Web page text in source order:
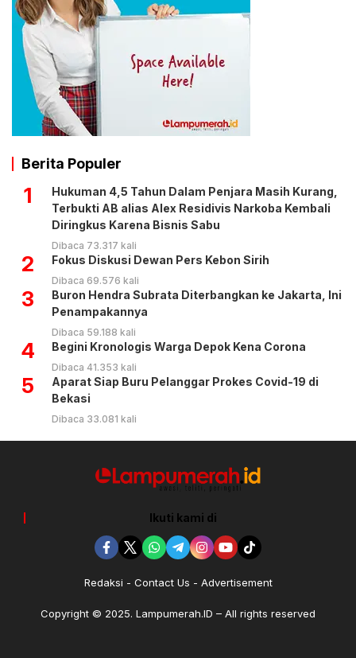
Berita Populer
1
Hukuman 4,5 Tahun Dalam Penjara Masih Kurang,
Terbukti AB alias Alex Residivis Narkoba Kembali
Diringkus Karena Bisnis Sabu
Dibaca 73.317 kali
2 Fokus Diskusi Dewan Pers Kebon Sirih
Dibaca 69.576 kali
3
Buron Hendra Subrata Diterbangkan ke Jakarta, Ini
Penampakannya
Dibaca 59.188 kali
4 Begini Kronologis Warga Depok Kena Corona
Dibaca 41.353 kali
5
Aparat Siap Buru Pelanggar Prokes Covid-19 di
Bekasi
Dibaca 33.081 kali
Ikuti kami di
Redaksi Contact Us Advertisement
Copyright © 2025. Lampumerah.ID – All rights reserved